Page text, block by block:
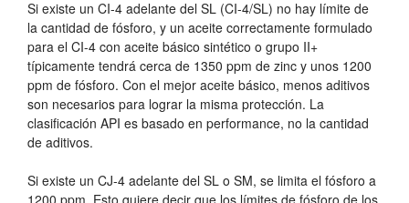
Si existe un CI-4 adelante del SL (CI-4/SL) no hay límite de
la cantidad de fósforo, y un aceite correctamente formulado
para el CI-4 con aceite básico sintético o grupo II+
típicamente tendrá cerca de 1350 ppm de zinc y unos 1200
ppm de fósforo. Con el mejor aceite básico, menos aditivos
son necesarios para lograr la misma protección. La
clasificación API es basado en performance, no la cantidad
de aditivos.
Si existe un CJ-4 adelante del SL o SM, se limita el fósforo a